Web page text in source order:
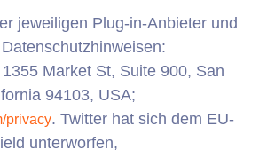
jeweiligen Plug-in-Anbieter und
Market St, Suite 900, San
94103, USA;
privacy. Twitter hat sich dem EU-
unterworfen,